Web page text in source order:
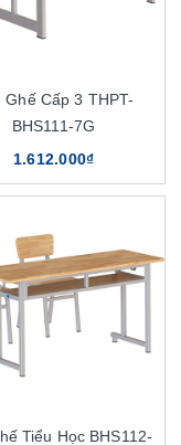
Ghế Cấp 3 THPT-
BHS111-7G
1.612.000₫
Tiểu Học BHS112-